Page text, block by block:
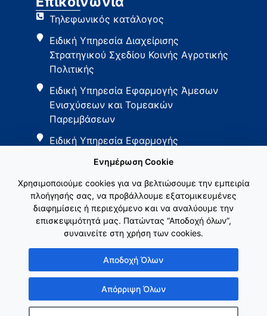
Τηλεφωνικός κατάλογος
Ειδική Υπηρεσία Διαχείρισης
Στρατηγικού Σχεδίου Κοινής Αγροτικής
Πολιτικής
Ειδική Υπηρεσία Εφαρμογής Άμεσων
Ενισχύσεων και Τομεακών
Παρεμβάσεων
Ειδική Υπηρεσία Εφαρμογής
Εθνικό Δίκτυο ΚΑΠ
Ενημέρωση Cookie
Χρησιμοποιούμε cookies για να βελτιώσουμε την εμπειρία
πλοήγησής σας, να προβάλλουμε εξατομικευμένες
διαφημίσεις ή περιεχόμενο και να αναλύουμε την
επισκεψιμότητά μας. Πατώντας “Αποδοχή όλων”,
συναινείτε στη χρήση των cookies.
Αποδοχή Όλων
Απόρριψη Όλων